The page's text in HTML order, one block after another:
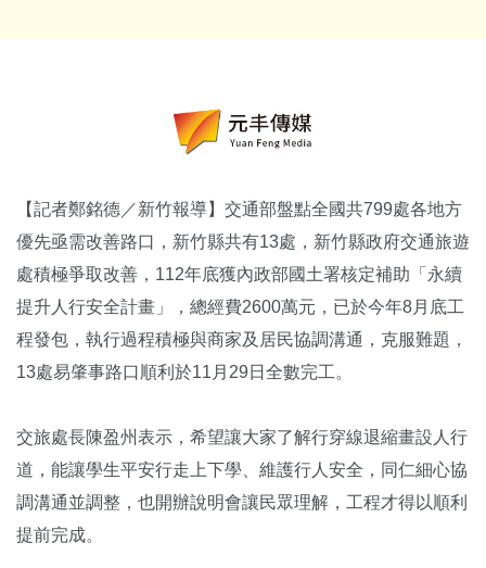
【記者鄭銘德／新竹報導】交通部盤點全國共799處各地方
優先亟需改善路口，新竹縣共有13處，新竹縣政府交通旅遊
處積極爭取改善，112年底獲內政部國土署核定補助「永續
提升人行安全計畫」，總經費2600萬元，已於今年8月底工
程發包，執行過程積極與商家及居民協調溝通，克服難題，
13處易肇事路口順利於11月29日全數完工。
交旅處長陳盈州表示，希望讓大家了解行穿線退縮畫設人行
道，能讓學生平安行走上下學、維護行人安全，同仁細心協
調溝通並調整，也開辦說明會讓民眾理解，工程才得以順利
提前完成。